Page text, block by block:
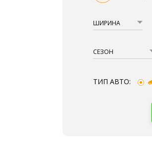
ШИРИНА
СЕЗОН
ТИП АВТО: